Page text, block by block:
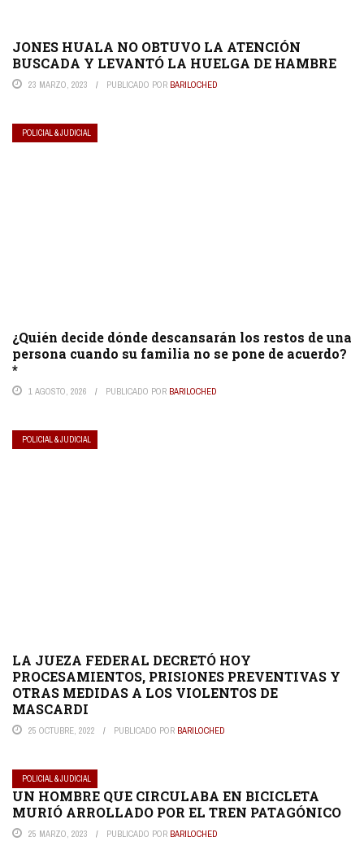
JONES HUALA NO OBTUVO LA ATENCIÓN
BUSCADA Y LEVANTÓ LA HUELGA DE HAMBRE
23 MARZO, 2023 PUBLICADO POR BARILOCHED
POLICIAL & JUDICIAL
¿Quién decide dónde descansarán los restos de una
persona cuando su familia no se pone de acuerdo?
*
1 AGOSTO, 2026 PUBLICADO POR BARILOCHED
POLICIAL & JUDICIAL
LA JUEZA FEDERAL DECRETÓ HOY
PROCESAMIENTOS, PRISIONES PREVENTIVAS Y
OTRAS MEDIDAS A LOS VIOLENTOS DE
MASCARDI
25 OCTUBRE, 2022 PUBLICADO POR BARILOCHED
POLICIAL & JUDICIAL
UN HOMBRE QUE CIRCULABA EN BICICLETA
MURIÓ ARROLLADO POR EL TREN PATAGÓNICO
25 MARZO, 2023 PUBLICADO POR BARILOCHED